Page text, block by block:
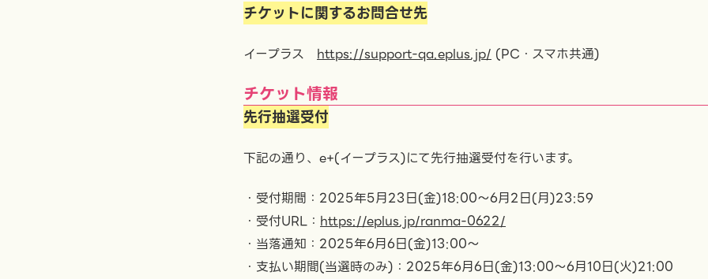
チケットに関するお問合せ先
イープラス https://support-qa.eplus.jp/ (PC・スマホ共通)
チケット情報
先行抽選受付
下記の通り、e+(イープラス)にて先行抽選受付を行います。
・受付期間：2025年5月23日(金)18:00～6月2日(月)23:59
・受付URL： https://eplus.jp/ranma-0622/
・当落通知：2025年6月6日(金)13:00〜
・支払い期間(当選時のみ)：2025年6月6日(金)13:00〜6月10日(火)21:00